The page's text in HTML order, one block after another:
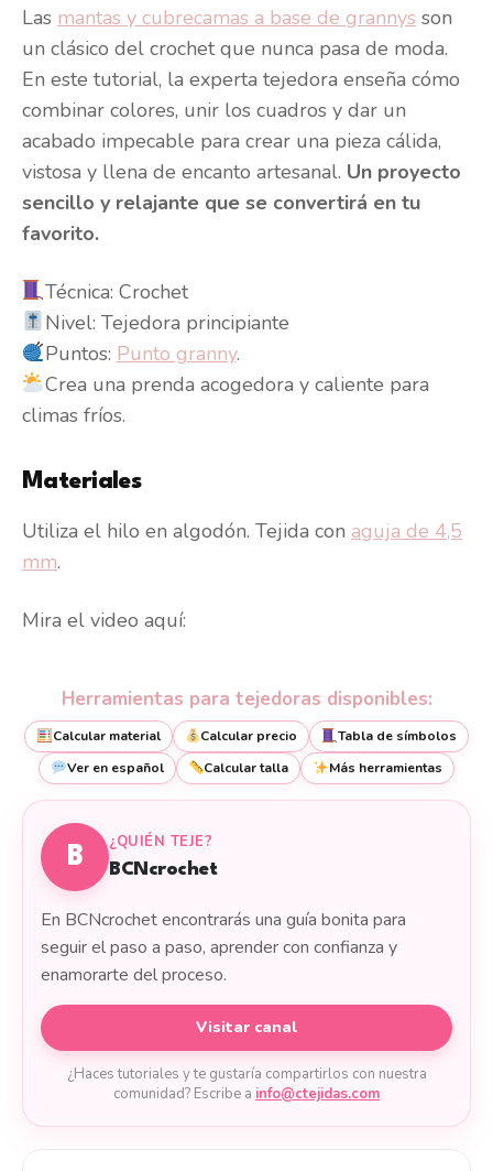
Las mantas y cubrecamas a base de grannys son
un clásico del crochet que nunca pasa de moda.
En este tutorial, la experta tejedora enseña cómo
combinar colores, unir los cuadros y dar un
acabado impecable para crear una pieza cálida,
vistosa y llena de encanto artesanal. Un proyecto
sencillo y relajante que se convertirá en tu
favorito.
Técnica: Crochet
Nivel: Tejedora principiante
Puntos: Punto granny.
Crea una prenda acogedora y caliente para
climas fríos.
Materiales
Utiliza el hilo en algodón. Tejida con aguja de 4,5
mm.
Mira el video aquí:
Herramientas para tejedoras disponibles:
Calcular material Calcular precio
Tabla de símbolos
Ver en español
Calcular talla Más herramientas
B
¿QUIÉN TEJE?
BCNcrochet
En BCNcrochet encontrarás una guía bonita para
seguir el paso a paso, aprender con confianza y
enamorarte del proceso.
Visitar canal
¿Haces tutoriales y te gustaría compartirlos con nuestra
comunidad? Escribe a info@ctejidas.com